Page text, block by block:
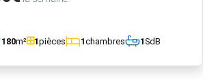
180m² 1pièces 1chambres 1SdB